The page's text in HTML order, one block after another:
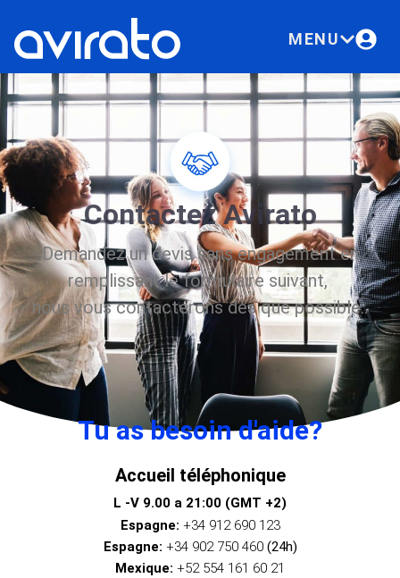
MENU
Contactez Avirato
Demandez un devis sans engagement en
remplissant le formulaire suivant,
nous vous contacterons dès que possible..
Tu as besoin d'aide?
Accueil téléphonique
L -V 9.00 a 21:00 (GMT +2)
Espagne: +34 912 690 123
Espagne: +34 902 750 460 (24h)
Mexique: +52 554 161 60 21